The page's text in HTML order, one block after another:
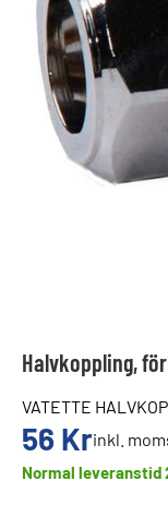
Halvkoppling,
VATETTE
56 Krinkl.
Normal leveranstid